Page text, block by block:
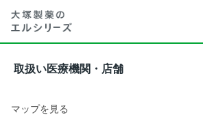
取扱い医療機関・店舗
マップを見る